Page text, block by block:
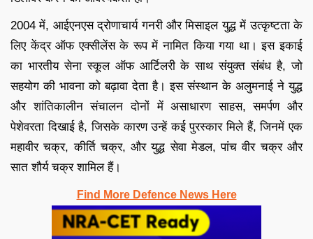
2004 में, आईएनएस द्रोणाचार्य गनरी और मिसाइल युद्ध में उत्कृष्टता के
लिए केंद्र ऑफ एक्सीलेंस के रूप में नामित किया गया था। इस इकाई
का भारतीय सेना स्कूल ऑफ आर्टिलरी के साथ संयुक्त संबंध है, जो
सहयोग की भावना को बढ़ावा देता है। इस संस्थान के अलुमनाई ने युद्ध
और शांतिकालीन संचालन दोनों में असाधारण साहस, समर्पण और
पेशेवरता दिखाई है, जिसके कारण उन्हें कई पुरस्कार मिले हैं, जिनमें एक
महावीर चक्र, कीर्ति चक्र, और युद्ध सेवा मेडल, पांच वीर चक्र और
सात शौर्य चक्र शामिल हैं।
Find More Defence News Here